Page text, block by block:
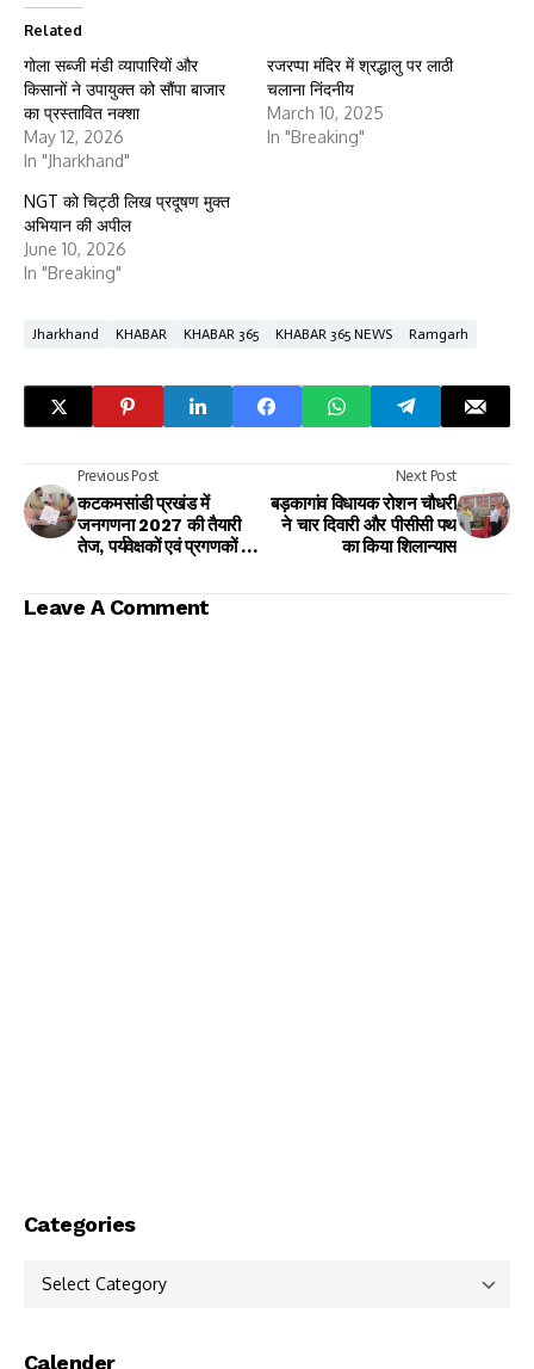
Related
गोला सब्जी मंडी व्यापारियों और
किसानों ने उपायुक्त को सौंपा बाजार
का प्रस्तावित नक्शा
May 12, 2026
In "Jharkhand"
रजरप्पा मंदिर में श्रद्धालु पर लाठी
चलाना निंदनीय
March 10, 2025
In "Breaking"
NGT को चिट्ठी लिख प्रदूषण मुक्त
अभियान की अपील
June 10, 2026
In "Breaking"
Jharkhand KHABAR KHABAR 365 KHABAR 365 NEWS Ramgarh
Previous Post
कटकमसांडी प्रखंड में
जनगणना 2027 की तैयारी
तेज, पर्यवेक्षकों एवं प्रगणकों को
Next Post
बड़कागांव विधायक रोशन चौधरी
ने चार दिवारी और पीसीसी पथ
का किया शिलान्यास
Leave A Comment
Categories
Categories
Calender